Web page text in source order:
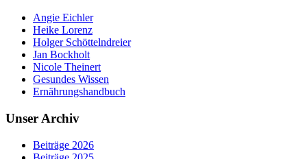
Angie Eichler
Heike Lorenz
Holger Schöttelndreier
Jan Bockholt
Nicole Theinert
Gesundes Wissen
Ernährungshandbuch
Unser Archiv
Beiträge 2026